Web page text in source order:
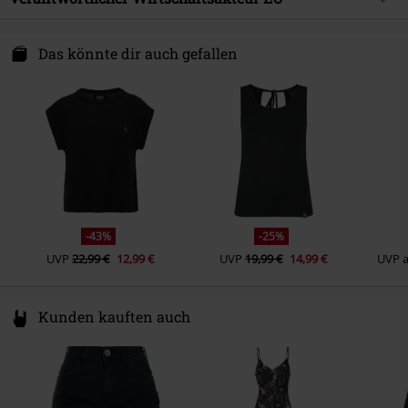
Einsteinstr. 6
info@forplay.shop
Das könnte dir auch gefallen
-43%
UVP 22,99 € 12,99 €
-25%
UVP 19,99 € 14,99 € UVP
Kunden kauften auch